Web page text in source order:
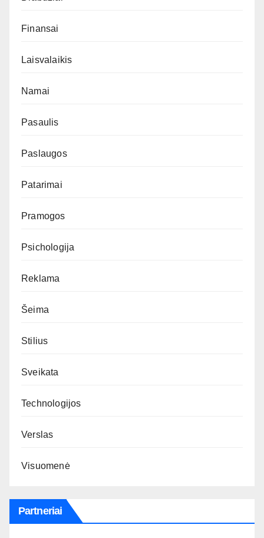
Finansai
Laisvalaikis
Namai
Pasaulis
Paslaugos
Patarimai
Pramogos
Psichologija
Reklama
Šeima
Stilius
Sveikata
Technologijos
Verslas
Visuomenė
Partneriai